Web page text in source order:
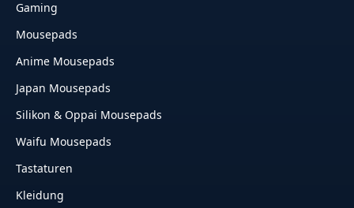
Gaming
Mousepads
Anime Mousepads
Japan Mousepads
Silikon & Oppai Mousepads
Waifu Mousepads
Tastaturen
Kleidung